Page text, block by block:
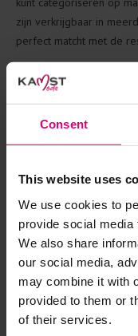
Consent
This website uses
We use cookies to
provide social media
We also share
our social media,
may combine it with
provided to them or
of their services.
zijn verkrijgbaar in
perfect matcht met de
Teatro mode
kwaliteit
In de eigen leerlooierij
strak beleid tegen
modeaccessoires
voor de mooiste riemen
echt van leer!
Teatro riem:
Bij Kamst Mode zijn we